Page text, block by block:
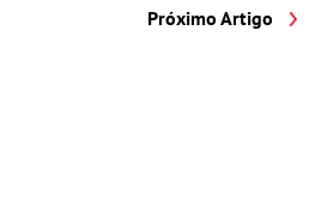
Próximo Artigo